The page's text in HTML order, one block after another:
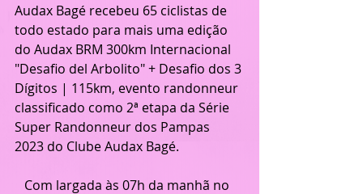
Audax Bagé recebeu 65 ciclistas de
todo estado para mais uma edição
do Audax BRM 300km Internacional
"Desafio del Arbolito" + Desafio dos 3
Dígitos | 115km, evento randonneur
classificado como 2ª etapa da Série
Super Randonneur dos Pampas
2023 do Clube Audax Bagé.